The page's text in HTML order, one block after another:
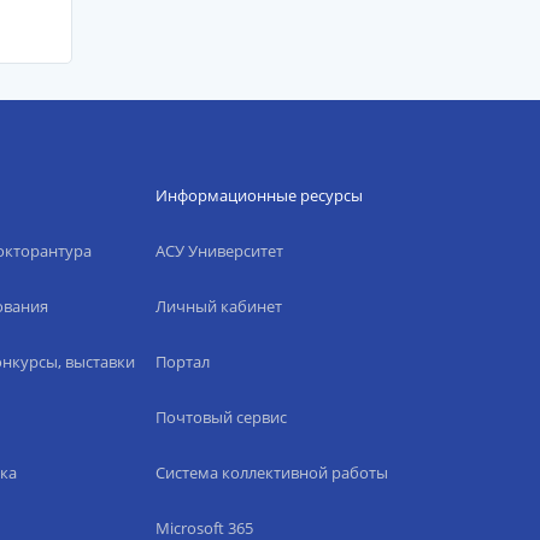
выставки
Информационные ресурсы
АСУ Университет
Личный кабинет
Портал
Почтовый сервис
Система коллективной работы
Microsoft 365